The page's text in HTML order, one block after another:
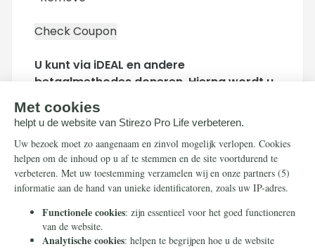
U kunt via iDEAL en andere
betaalmethodes doneren. Hierna wordt u
doorgeleid naar de beveiligde
betaalpagina van Stripe om uw donatie af
Houd mij per e-mail op de hoogte over
acties van Stirezo Pro Life